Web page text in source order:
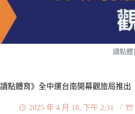
讀點體
讀點體育》全中運台南開幕觀旅局推出
2025 年 4 月 18, 下午 2:31